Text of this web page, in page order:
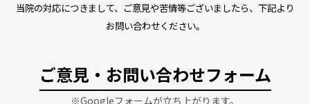
当院の対応につきまして、ご意見や苦情等ございましたら、下記より
お問い合わせください。
ご意見・お問い合わせフォーム
※Googleフォームが立ち上がります。